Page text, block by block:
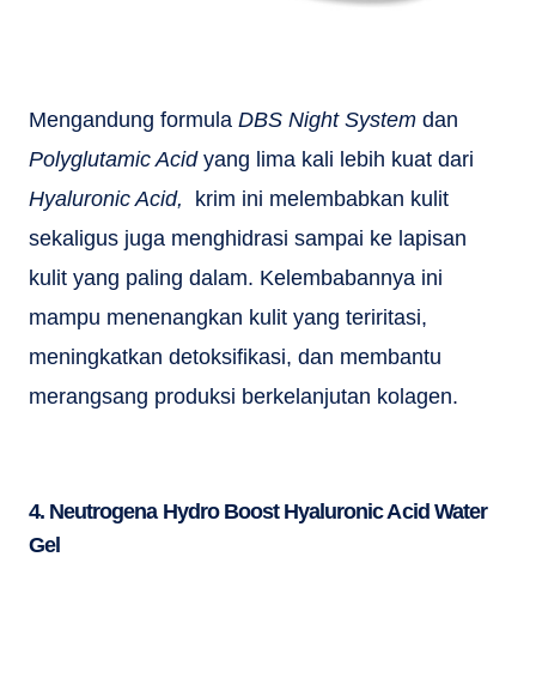
Mengandung formula DBS Night System dan
Polyglutamic Acid yang lima kali lebih kuat dari
Hyaluronic Acid, krim ini melembabkan kulit
sekaligus juga menghidrasi sampai ke lapisan
kulit yang paling dalam. Kelembabannya ini
mampu menenangkan kulit yang teriritasi,
meningkatkan detoksifikasi, dan membantu
merangsang produksi berkelanjutan kolagen.
4. Neutrogena Hydro Boost Hyaluronic Acid Water
Gel